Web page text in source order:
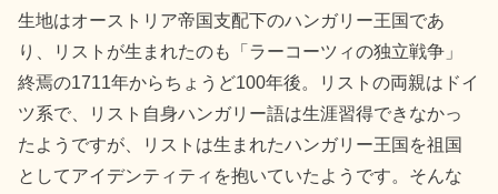
生地はオーストリア帝国支配下のハンガリー王国であ
り、リストが生まれたのも「ラーコーツィの独立戦争」
終焉の1711年からちょうど100年後。リストの両親はドイ
ツ系で、リスト自身ハンガリー語は生涯習得できなかっ
たようですが、リストは生まれたハンガリー王国を祖国
としてアイデンティティを抱いていたようです。そんな